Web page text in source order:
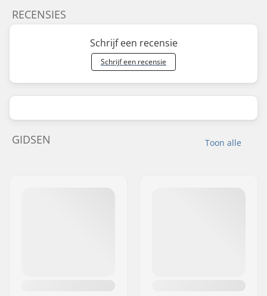
RECENSIES
Schrijf een recensie
Schrijf een recensie
Toon alle
GIDSEN